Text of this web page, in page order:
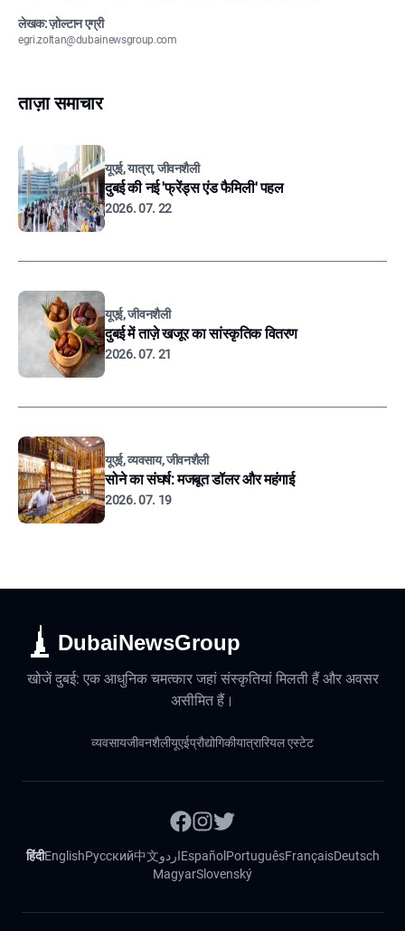
लेखक: ज़ोल्टान एग्री
egri.zoltan@dubainewsgroup.com
ताज़ा समाचार
यूएई, यात्रा, जीवनशैली
दुबई की नई 'फ्रेंड्स एंड फैमिली' पहल
2026. 07. 22
यूएई, जीवनशैली
दुबई में ताज़े खजूर का सांस्कृतिक वितरण
2026. 07. 21
यूएई, व्यवसाय, जीवनशैली
सोने का संघर्ष: मजबूत डॉलर और महंगाई
2026. 07. 19
DubaiNewsGroup
खोजें दुबई: एक आधुनिक चमत्कार जहां संस्कृतियां मिलती हैं और अवसर
असीमित हैं।
व्यवसायजीवनशैलीयूएईप्रौद्योगिकीयात्रारियल एस्टेट
हिंदीEnglishРусский中文اردوEspañol PortuguêsFrançaisDeutsch
MagyarSlovenský